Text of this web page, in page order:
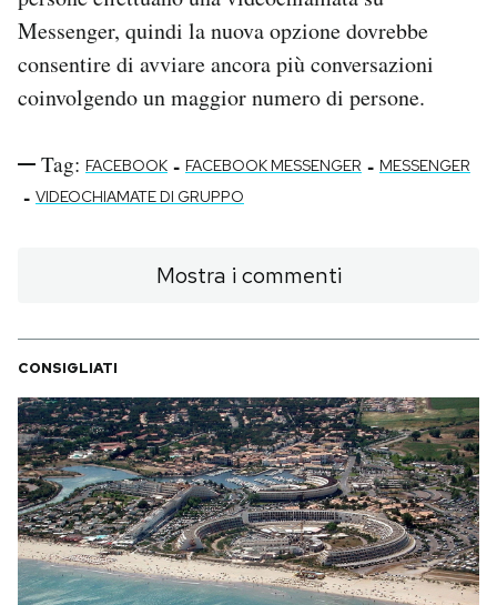
Messenger, quindi la nuova opzione dovrebbe
consentire di avviare ancora più conversazioni
coinvolgendo un maggior numero di persone.
Tag: FACEBOOK - FACEBOOK MESSENGER - MESSENGER
- VIDEOCHIAMATE DI GRUPPO
Mostra i commenti
CONSIGLIATI